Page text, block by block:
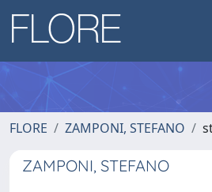
FLORE ZAMPONI, STEFANO
ZAMPONI, STEFANO